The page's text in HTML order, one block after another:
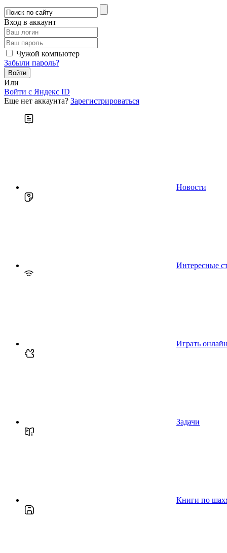
Вход в аккаунт
Чужой компьютер
Забыли пароль?
Или
Войти c Яндекс ID
Еще нет аккаунта? Зарегистрироваться
Новости
Интересные
Играть онлайн
Задачи
Книги по